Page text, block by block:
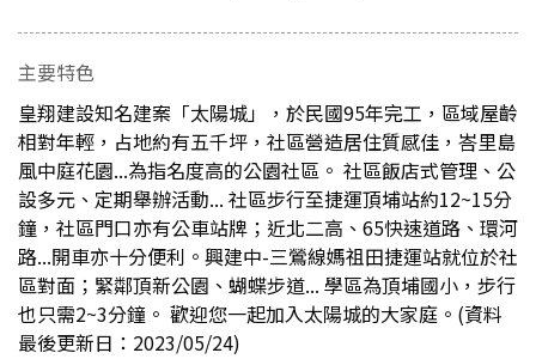
主要特色
皇翔建設知名建案「太陽城」，於民國95年完工，區域屋齡
相對年輕，占地約有五千坪，社區營造居住質感佳，峇里島
風中庭花園...為指名度高的公園社區。 社區飯店式管理、公
設多元、定期舉辦活動... 社區步行至捷運頂埔站約12~15分
鐘，社區門口亦有公車站牌；近北二高、65快速道路、環河
路...開車亦十分便利。興建中-三鶯線媽祖田捷運站就位於社
區對面；緊鄰頂新公園、蝴蝶步道... 學區為頂埔國小，步行
也只需2~3分鐘。 歡迎您一起加入太陽城的大家庭。(資料
最後更新日：2023/05/24)